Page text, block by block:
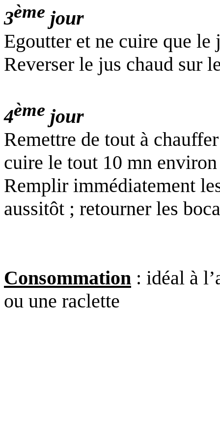
3ème jour
Egoutter et ne cuire que le
Reverser le jus chaud sur
4ème jour
Remettre de tout à
cuire le tout 10 mn
Remplir immédiatement
aussitôt ; retourner les
Consommation : idéal à
ou une raclette